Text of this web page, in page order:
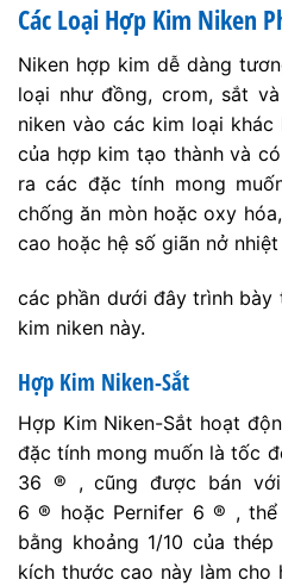
Các Loại Hợp Kim Niken
Niken hợp kim dễ dàng
loại như đồng, crom, sắt
niken vào các kim loại
của hợp kim tạo thành và
ra các đặc tính mong
chống ăn mòn hoặc oxy
cao hoặc hệ số giãn nở
các phần dưới đây trình
kim niken này.
Hợp Kim Niken-Sắt
Hợp Kim Niken-Sắt hoạt
đặc tính mong muốn là tốc
36 ® , cũng được bán
6 ® hoặc Pernifer 6 ® ,
bằng khoảng 1/10 của
kích thước cao này làm cho